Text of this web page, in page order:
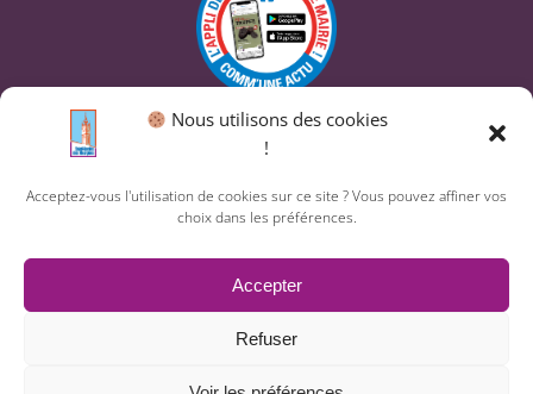
Nous utilisons des cookies
!
Acceptez-vous l'utilisation de cookies sur ce site ? Vous pouvez affiner vos
choix dans les préférences.
Accepter
Refuser
© 2026 Commune de Saint-Geniès-des-Mourgues.
Un service proposé par
Comm'un Site
Politique des cookies